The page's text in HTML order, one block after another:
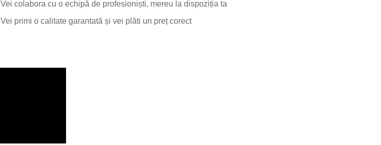
Vei colabora cu o echipă de profesioniști, mereu la dispoziția ta
Vei primi o calitate garantată și vei plăti un preț corect